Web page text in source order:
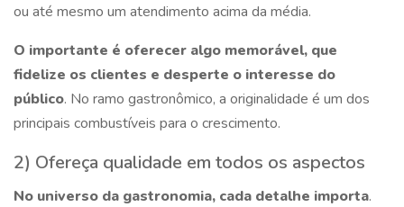
ou até mesmo um atendimento acima da média.
O importante é oferecer algo memorável, que
fidelize os clientes e desperte o interesse do
público. No ramo gastronômico, a originalidade é um dos
principais combustíveis para o crescimento.
2) Ofereça qualidade em todos os aspectos
No universo da gastronomia, cada detalhe importa.